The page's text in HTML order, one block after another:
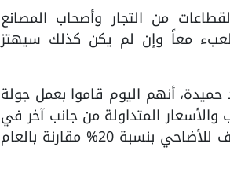
من التجار وأصحاب المصانع
معاً وإن لم يكن كذلك سيهتز
أنهم اليوم قاموا بعمل جولة
المتداولة من جانب آخر في
محافظة بيت لحم، مؤكداً من خلال هذه الجولة على الإقبال الضعيف للأضاحي بنسبة 20% مقارنة بالعام